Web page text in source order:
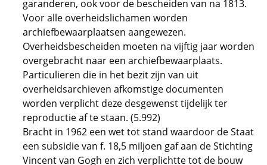
garanderen, ook voor de bescheiden van na 1813.
Voor alle overheidslichamen worden
archiefbewaarplaatsen aangewezen.
Overheidsbescheiden moeten na vijftig jaar worden
overgebracht naar een archiefbewaarplaats.
Particulieren die in het bezit zijn van uit
overheidsarchieven afkomstige documenten
worden verplicht deze desgewenst tijdelijk ter
reproductie af te staan. (5.992)
Bracht in 1962 een wet tot stand waardoor de Staat
een subsidie van f. 18,5 miljoen gaf aan de Stichting
Vincent van Gogh en zich verplichtte tot de bouw